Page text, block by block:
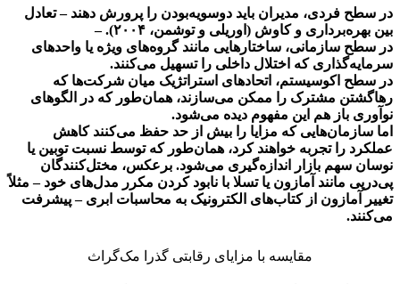
در سطح فردی، مدیران باید دوسویه‌بودن را پرورش دهند – تعادل
بین بهره‌برداری و کاوش (اوریلی و توشمن، ۲۰۰۴). –
در سطح سازمانی، ساختارهایی مانند گروه‌های ویژه یا واحدهای
سرمایه‌گذاری که اختلال داخلی را تسهیل می‌کنند.
در سطح اکوسیستم، اتحادهای استراتژیک میان شرکت‌ها که
رهاگشتن مشترک را ممکن می‌سازند، همان‌طور که در الگوهای
نوآوری باز هم این مفهوم دیده می‌شود.
اما سازمان‌هایی که مزایا را بیش از حد حفظ می‌کنند کاهش
عملکرد را تجربه خواهند کرد، همان‌طور که توسط نسبت توبین یا
نوسان سهم بازار اندازه‌گیری می‌شود. برعکس، مختل‌کنندگان
پی‌درپی مانند آمازون یا تسلا با نابود کردن مکرر مدل‌های خود – مثلاً
تغییر آمازون از کتاب‌های الکترونیک به محاسبات ابری – پیشرفت
می‌کنند.
مقایسه با مزایای رقابتی گذرا مک‌گراث